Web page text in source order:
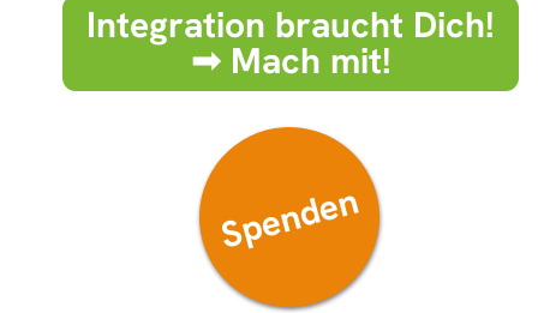
Integration braucht Dich!
➟ Mach mit!
Spenden